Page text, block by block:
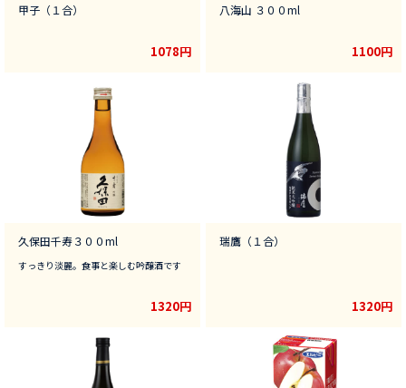
甲子（１合）
1078円
八海山 ３００ml
1100円
久保田千寿３００ml
すっきり淡麗。食事と楽しむ吟醸酒です
1320円
瑞鷹（１合）
1320円